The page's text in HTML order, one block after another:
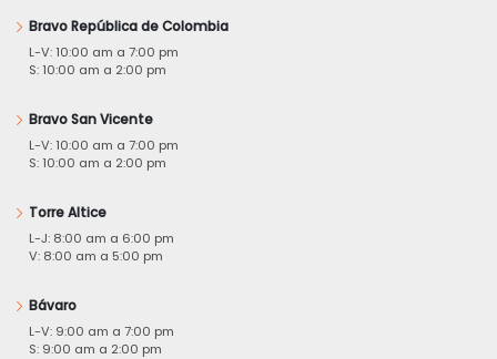
Bravo República de Colombia
L-V: 10:00 am a 7:00 pm
S: 10:00 am a 2:00 pm
Bravo San Vicente
L-V: 10:00 am a 7:00 pm
S: 10:00 am a 2:00 pm
Torre Altice
L-J: 8:00 am a 6:00 pm
V: 8:00 am a 5:00 pm
Bávaro
L-V: 9:00 am a 7:00 pm
S: 9:00 am a 2:00 pm